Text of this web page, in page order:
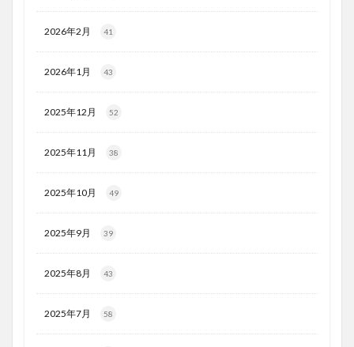
2026年2月 41
2026年1月 43
2025年12月 52
2025年11月 38
2025年10月 49
2025年9月 39
2025年8月 43
2025年7月 58